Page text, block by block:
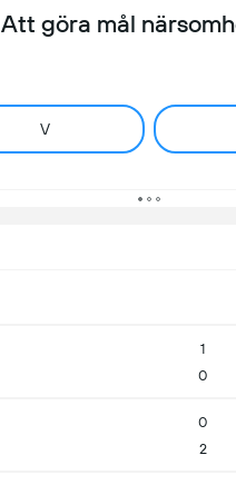
Att göra mål
V
1
0
0
2